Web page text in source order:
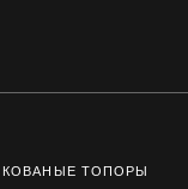
КОВАНЫЕ ТОПОРЫ